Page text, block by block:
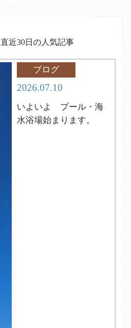
直近30日の人気記事
ブログ
2026.07.10
いよいよ プール・海
水浴場始まります。